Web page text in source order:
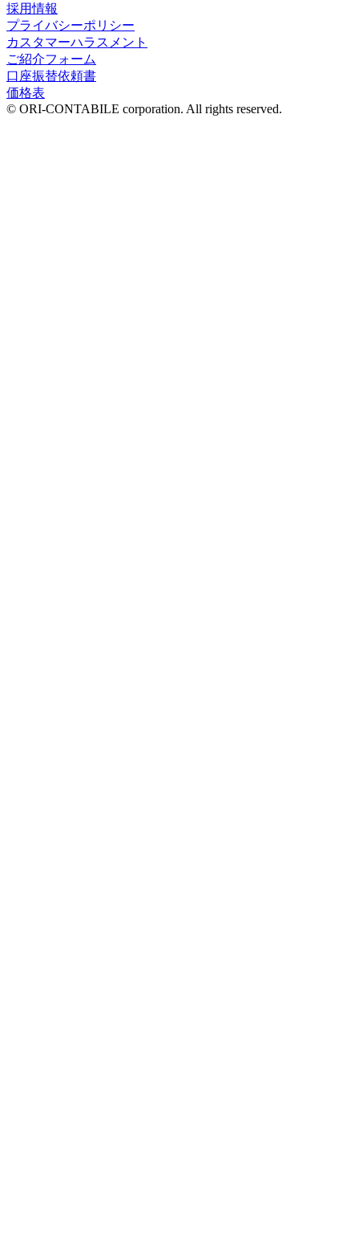
採用情報
プライバシーポリシー
カスタマーハラスメント
ご紹介フォーム
口座振替依頼書
価格表
© ORI-CONTABILE corporation. All rights reserved.